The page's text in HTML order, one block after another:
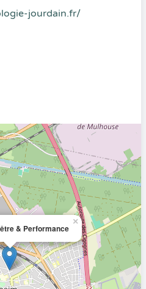
jourdain.fr/
& Performance
×